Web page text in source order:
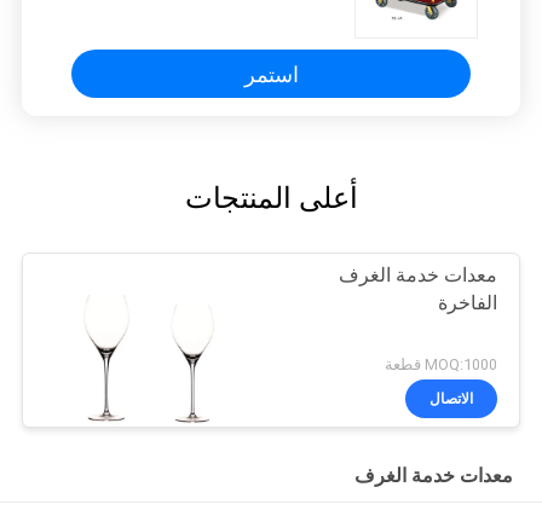
استمر
أعلى المنتجات
معدات خدمة الغرف
الفاخرة
MOQ:1000 قطعة
الاتصال
معدات خدمة الغرف